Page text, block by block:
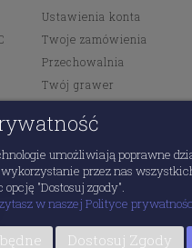
Ustawienia konta
Twoje zamówienia
Przechowalnia
Twój grawer
umożliwiają poprawne
przez nas
"Dostosuj zgody".
w naszej Polityce
Dostosuj Zgody